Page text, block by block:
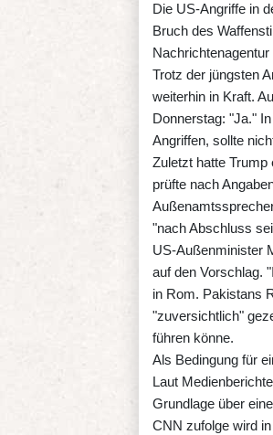
Die US-Angriffe in
Bruch des
Trotz der jüngsten
weiterhin in Kraft.
Donnerstag: "Ja."
Angriffen, sollte
Zuletzt hatte Trump
prüfte nach
"nach Abschluss
US-Außenminister
auf den Vorschlag.
in Rom. Pakistans
"zuversichtlich"
führen könne.
Als Bedingung für
Laut
Grundlage über
CNN zufolge wird